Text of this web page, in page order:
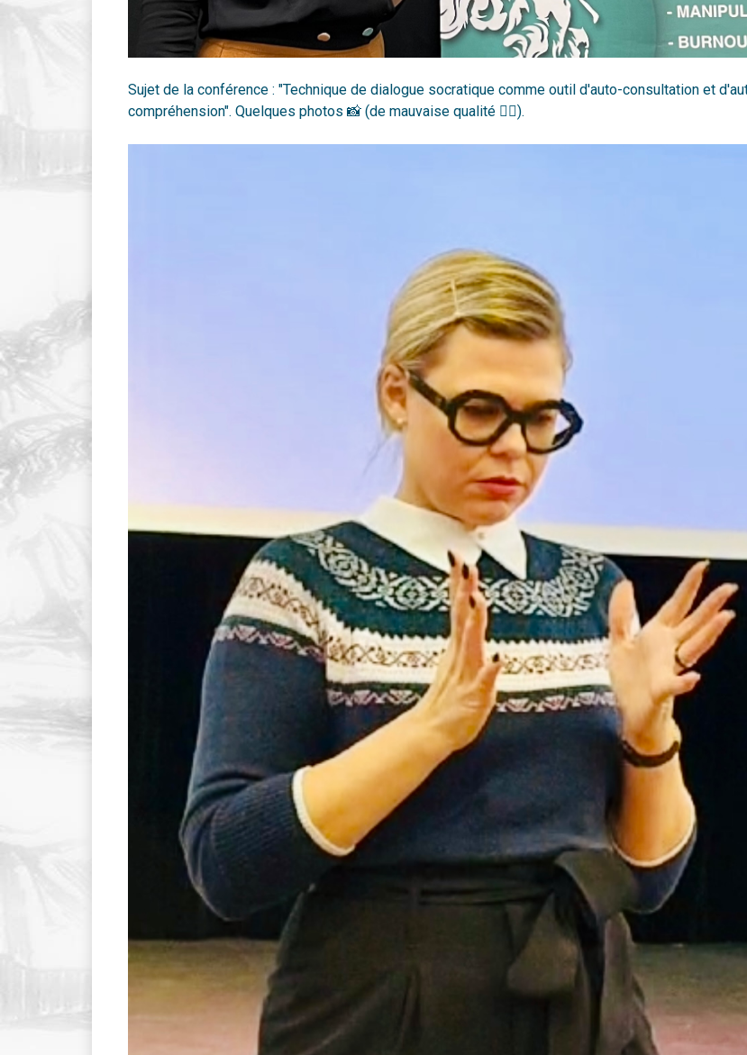
Sujet de la conférence : "Technique de dialogue socratique comme outil d'auto-consultation et
compréhension". Quelques photos 📸 (de mauvaise qualité 🤦‍♀️).